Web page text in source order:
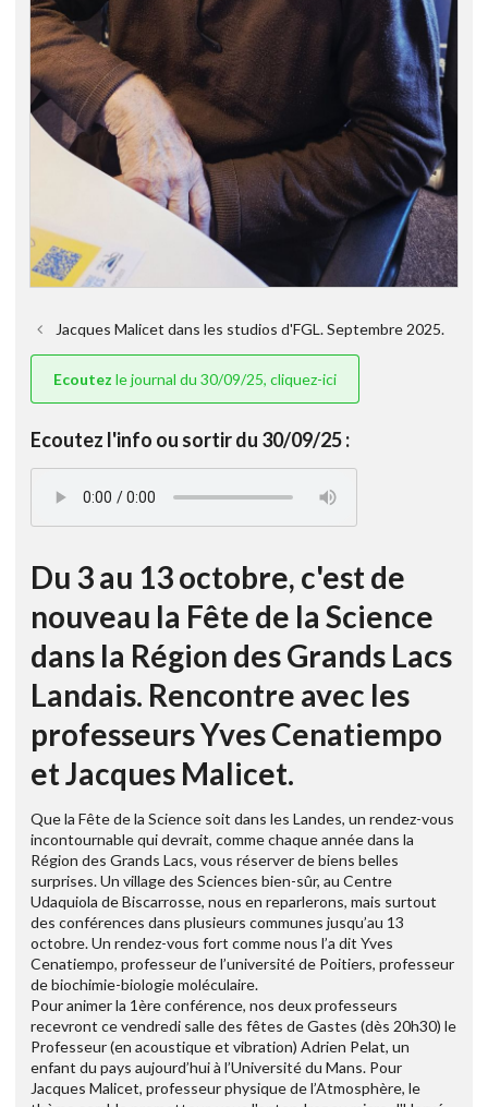
Jacques Malicet dans les studios d'FGL. Septembre 2025.
Ecoutez le journal du 30/09/25, cliquez-ici
Ecoutez l'info ou sortir du 30/09/25 :
Du 3 au 13 octobre, c'est de
nouveau la Fête de la Science
dans la Région des Grands Lacs
Landais. Rencontre avec les
professeurs Yves Cenatiempo
et Jacques Malicet.
Que la Fête de la Science soit dans les Landes, un rendez-vous
incontournable qui devrait, comme chaque année dans la
Région des Grands Lacs, vous réserver de biens belles
surprises. Un village des Sciences bien-sûr, au Centre
Udaquiola de Biscarrosse, nous en reparlerons, mais surtout
des conférences dans plusieurs communes jusqu’au 13
octobre. Un rendez-vous fort comme nous l’a dit Yves
Cenatiempo, professeur de l’université de Poitiers, professeur
de biochimie-biologie moléculaire.
Pour animer la 1ère conférence, nos deux professeurs
recevront ce vendredi salle des fêtes de Gastes (dès 20h30) le
Professeur (en acoustique et vibration) Adrien Pelat, un
enfant du pays aujourd’hui à l’Université du Mans. Pour
Jacques Malicet, professeur physique de l’Atmosphère, le